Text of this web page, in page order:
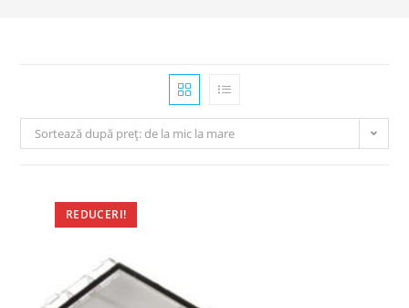
Sortează după preț: de la mic la mare
REDUCERI!